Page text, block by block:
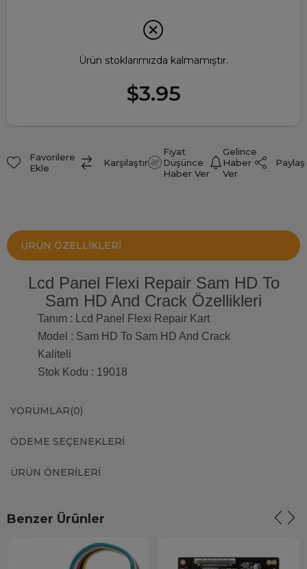
Ürün stoklarımızda kalmamıştır.
$3.95
Favorilere
Ekle
Karşılaştır
Fiyat
Düşünce
Haber Ver
Gelince
Haber
Ver
Paylaş
ÜRÜN ÖZELLIKLERI
Lcd Panel Flexi Repair Sam HD To
Sam HD And Crack Özellikleri
Tanım : Lcd Panel Flexi Repair Kart
Model : Sam HD To Sam HD And Crack
Kaliteli
Stok Kodu : 19018
YORUMLAR(0)
ÖDEME SEÇENEKLERI
ÜRÜN ÖNERILERI
Benzer Ürünler